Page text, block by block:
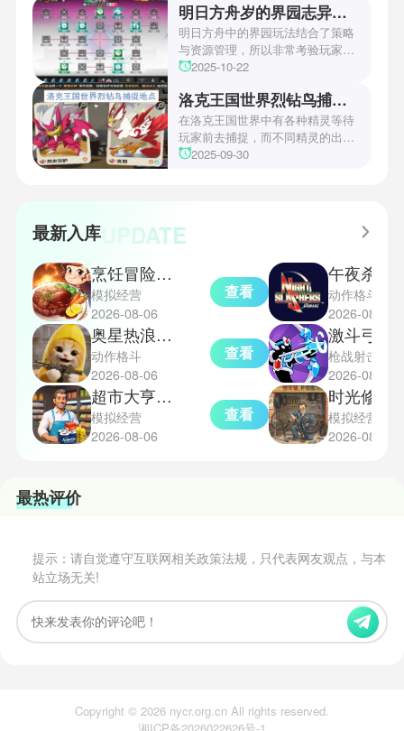
机关破谜范式第四关通关方法，助
玩家们能够顺利通关！有兴趣的玩
家们快来一起看看吧！
明日方舟岁的界园志异攻略
明日方舟中的界园玩法结合了策略
与资源管理，所以非常考验玩家的
操作和规划能力。游戏里拥有先
丰富多样的角色体系足以满足不同
战术需求。电表倒转是界园中的核
心挑战之一，玩家需合理利用通宝
和特殊钱币进行资源转换。明日方
乐趣和探索深度，丰富了玩家的游
2025-10-22
洛克王国世界烈钻鸟捕捉地点
在洛克王国世界中有各种精灵等待
玩家前去捕捉，而不同精灵的出现
地点和捕捉方式也各不相同。有少
2025-09-30
最新入库UPDATE
烹饪冒险国际服
模拟经营
2026-08-06
查看
奥星热浪测试服
动作格斗
2026-08-06
查看
超市大亨中文版
模拟经营
2026-08-06
查看
动作格斗
2026-08-06
激斗弓箭
枪战射击
2026-08-06
时光修车
模拟经营
2026-08-06
最热评价
提示：请自觉遵守互联网相关政策法规，只代表网友观点，与本
站立场无关!
Copyright © 2026 nycr.org.cn All rights reserved.